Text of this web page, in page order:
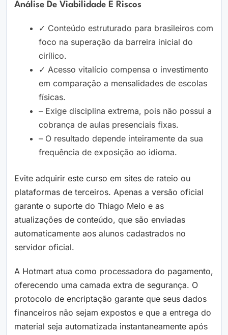
Análise De Viabilidade E Riscos
✓ Conteúdo estruturado para brasileiros com
foco na superação da barreira inicial do
cirílico.
✓ Acesso vitalício compensa o investimento
em comparação a mensalidades de escolas
físicas.
– Exige disciplina extrema, pois não possui a
cobrança de aulas presenciais fixas.
– O resultado depende inteiramente da sua
frequência de exposição ao idioma.
Evite adquirir este curso em sites de rateio ou
plataformas de terceiros. Apenas a versão oficial
garante o suporte do Thiago Melo e as
atualizações de conteúdo, que são enviadas
automaticamente aos alunos cadastrados no
servidor oficial.
A Hotmart atua como processadora do pagamento,
oferecendo uma camada extra de segurança. O
protocolo de encriptação garante que seus dados
financeiros não sejam expostos e que a entrega do
material seja automatizada instantaneamente após